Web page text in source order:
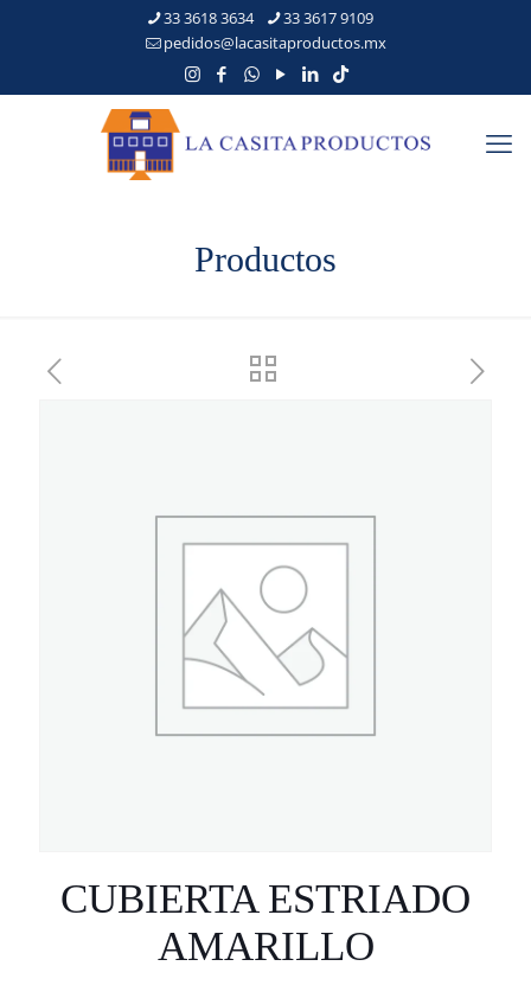
33 3618 3634
33 3617 9109
pedidos@lacasitaproductos.mx
Productos
CUBIERTA ESTRIADO
AMARILLO